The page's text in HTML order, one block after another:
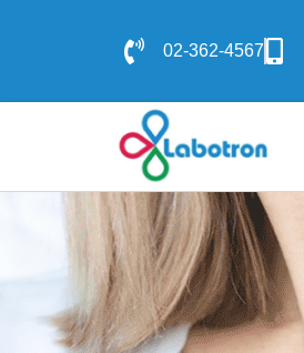
02-362-4567